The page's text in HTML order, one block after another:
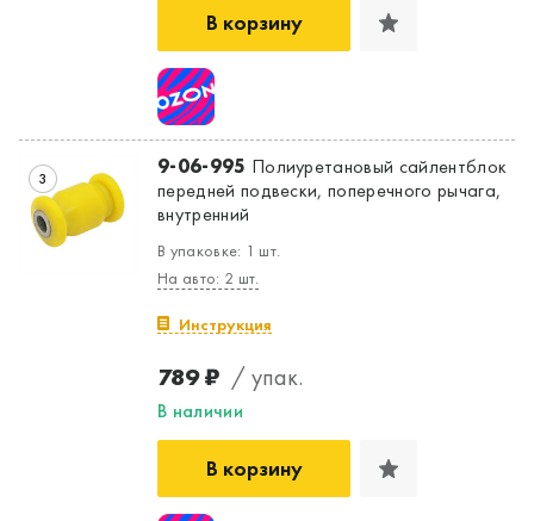
В корзину
3 9-06-995 Полиуретановый сайлентблок
передней подвески, поперечного рычага,
внутренний
В упаковке: 1 шт.
На авто: 2 шт.
Инструкция
789 ₽ / упак.
В наличии
В корзину